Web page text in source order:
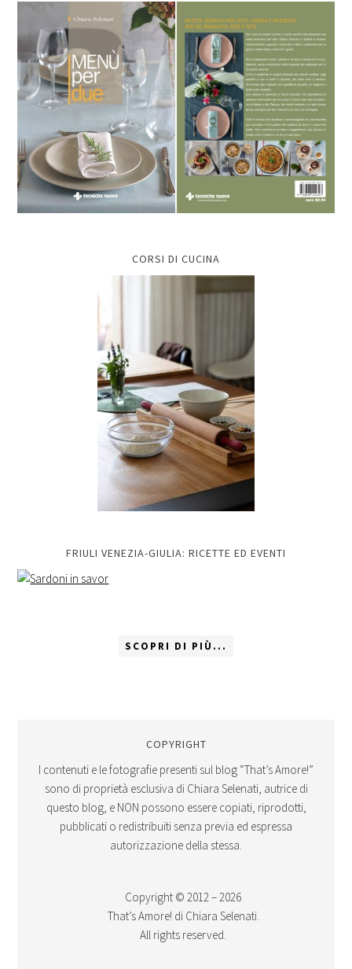
CORSI DI CUCINA
FRIULI VENEZIA-GIULIA: RICETTE ED EVENTI
SCOPRI DI PIÙ...
COPYRIGHT
I contenuti e le fotografie presenti sul blog “That’s Amore!”
sono di proprietà esclusiva di Chiara Selenati, autrice di
questo blog, e NON possono essere copiati, riprodotti,
pubblicati o redistribuiti senza previa ed espressa
autorizzazione della stessa.
Copyright © 2012 – 2026
That’s Amore! di Chiara Selenati.
All rights reserved.